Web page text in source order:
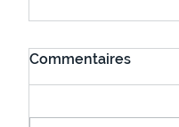
Commentaires